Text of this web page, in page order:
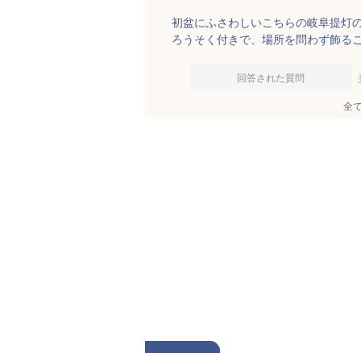
初盆にふさわしいこちらの岐阜提灯
ろうそく付きで、場所を問わず飾る
回答された質問
全